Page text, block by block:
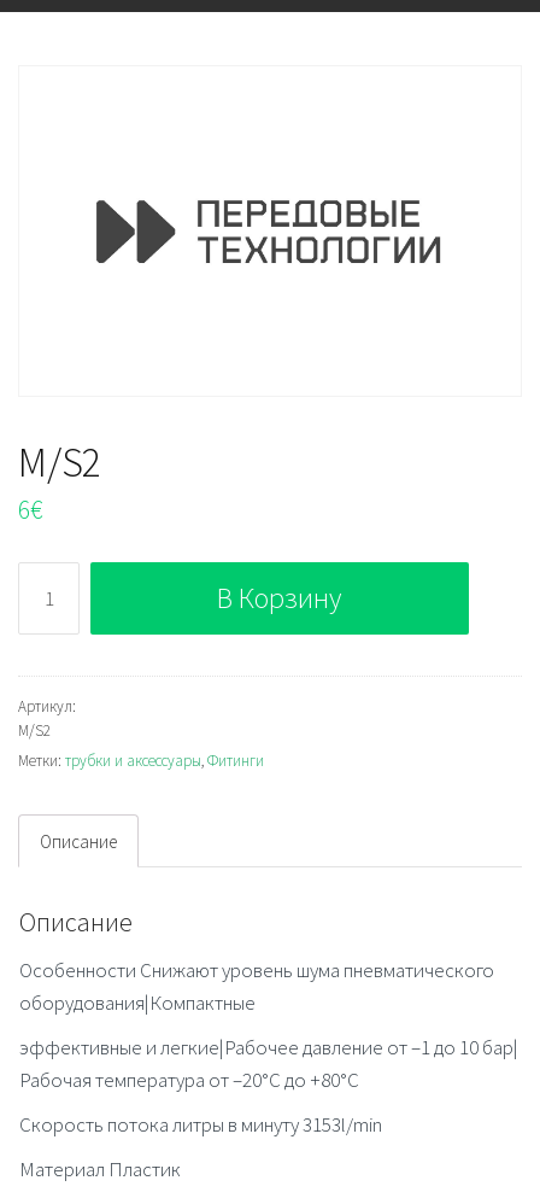
M/S2
6€
M/S2
В Корзину
Артикул:
M/S2
Метки: трубки и аксессуары,Фитинги
Описание
Описание
Особенности Снижают уровень шума пневматического
оборудования|Компактные
эффективные и легкие|Рабочее давление от –1 до 10 бар|
Рабочая температура от –20°C до +80°C
Скорость потока литры в минуту 3153l/min
Материал Пластик